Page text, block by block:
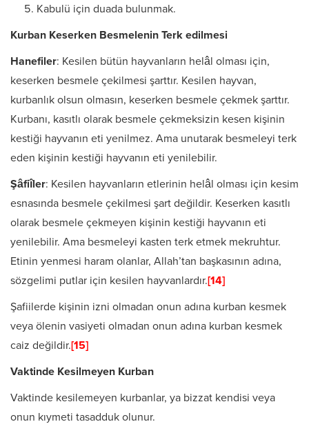
Kabulü için duada bulunmak.
Kurban Keserken Besmelenin Terk edilmesi
Hanefiler: Kesilen bütün hayvanların helâl olması için,
keserken besmele çekil­mesi şarttır. Kesilen hayvan,
kurbanlık olsun olmasın, keserken besmele çekmek şarttır.
Kurbanı, kasıtlı olarak besmele çekmeksizin kesen kişi­nin
kestiği hayvanın eti yenilmez. Ama unutarak besmeleyi terk
eden kişi­nin kestiği hayvanın eti yenilebilir.
Şâfiîler: Kesilen hayvanların etlerinin helâl olması için ke­sim
esnasında besmele çekilmesi şart değildir. Keserken kasıtlı
olarak bes­mele çekmeyen kişinin kestiği hayvanın eti
yenilebilir. Ama besmeleyi kasten terk etmek mekruhtur.
Etinin yenmesi haram olanlar, Allah’tan başkasının adına,
sözgelimi putlar için kesilen hayvanlardır.[14]
Şafiilerde kişinin izni olmadan onun adına kurban kesmek
veya ölenin vasiyeti olmadan onun adına kurban kesmek
caiz değildir.[15]
Vaktinde Kesilmeyen Kurban
Vaktinde kesilemeyen kurbanlar, ya bizzat kendisi veya
onun kıymeti tasadduk olunur.